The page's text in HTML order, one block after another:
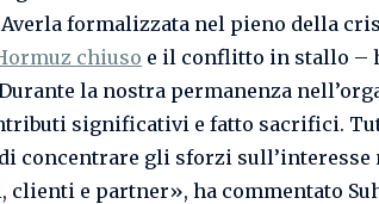
Averla formalizzata nel pieno della
chiuso e il conflitto in stallo –
la nostra permanenza
significativi e fatto sacrifici.
concentrare gli sforzi
clienti e partner», ha commentato